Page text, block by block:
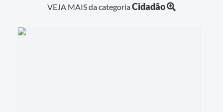
VEJA MAIS da categoriaCidadão